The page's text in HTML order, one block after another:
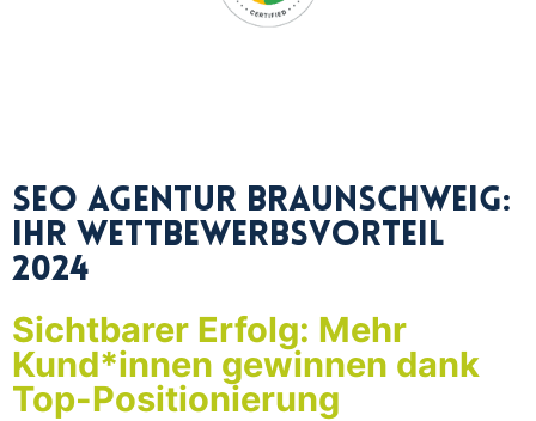
SEO Agentur Braunschweig:
Ihr Wettbewerbsvorteil
2024
Sichtbarer Erfolg: Mehr
Kund*innen gewinnen dank
Top-Positionierung